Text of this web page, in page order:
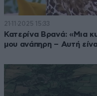
21·11·2025 15:33
Κατερίνα Βρανά: «Μια
μου ανάπηρη – Αυτή